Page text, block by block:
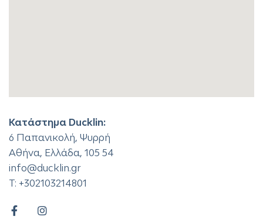
Κατάστημα Ducklin:
6 Παπανικολή, Ψυρρή
Αθήνα, Ελλάδα, 105 54
info@ducklin.gr
T: +302103214801